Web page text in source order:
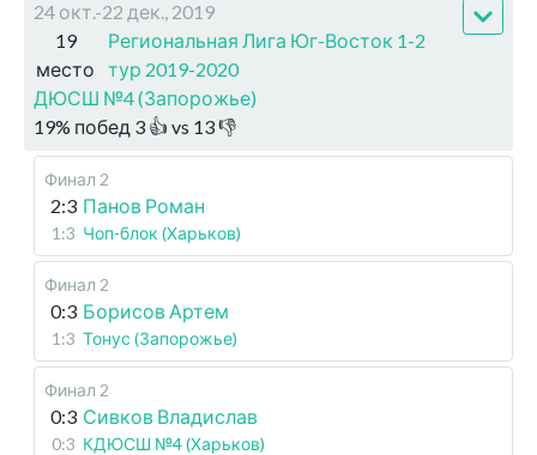
24 окт.-22 дек., 2019
19
место
Региональная Лига Юг-Восток 1-2
тур 2019-2020
ДЮСШ №4 (Запорожье)
19% побед 3 👍 vs 13👎
Финал 2
2:3 Панов Роман
1:3 Чоп-блок (Харьков)
Финал 2
0:3 Борисов Артем
1:3 Тонус (Запорожье)
Финал 2
0:3 Сивков Владислав
0:3 КДЮСШ №4 (Харьков)